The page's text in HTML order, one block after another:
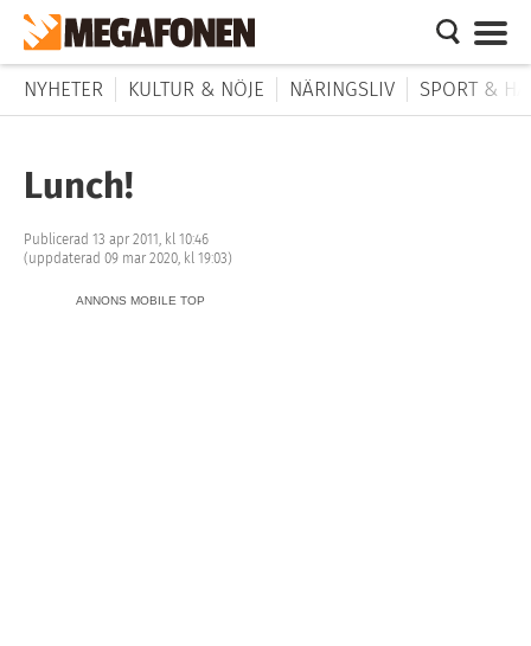
NYHETER KULTUR & NÖJE NÄRINGSLIV SPORT &
Lunch!
Publicerad 13 apr 2011, kl 10:46
(uppdaterad 09 mar 2020, kl 19:03)
ANNONS MOBILE TOP